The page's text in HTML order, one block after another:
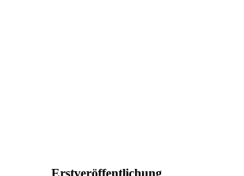
Erstveröffentlichung